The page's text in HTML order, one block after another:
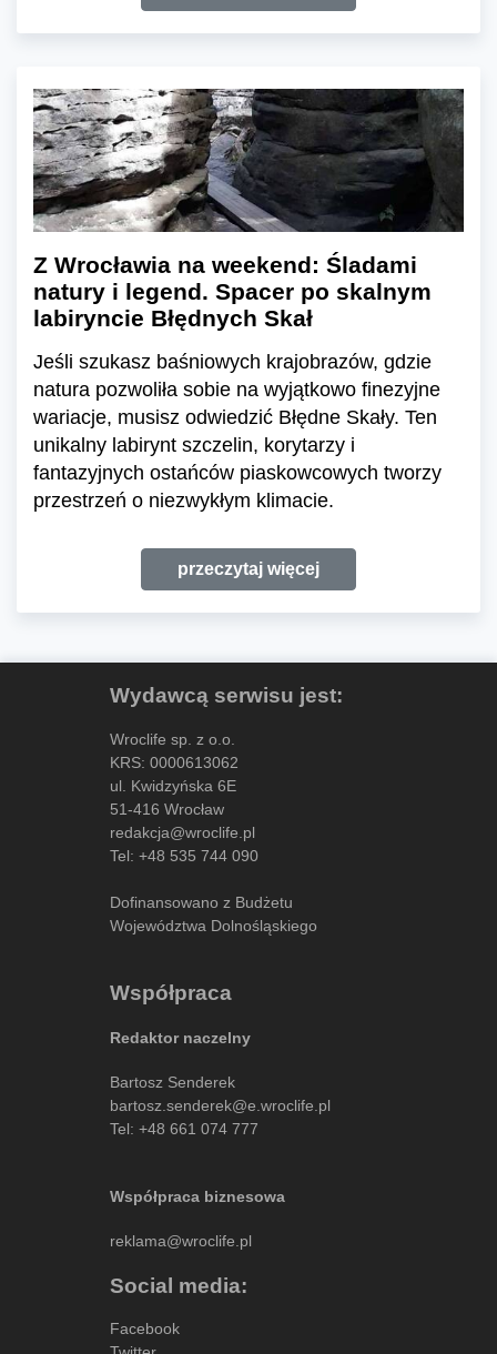
Z Wrocławia na weekend: Śladami
natury i legend. Spacer po skalnym
labiryncie Błędnych Skał
Jeśli szukasz baśniowych krajobrazów, gdzie
natura pozwoliła sobie na wyjątkowo finezyjne
wariacje, musisz odwiedzić Błędne Skały. Ten
unikalny labirynt szczelin, korytarzy i
fantazyjnych ostańców piaskowcowych tworzy
przestrzeń o niezwykłym klimacie.
przeczytaj więcej
Wydawcą serwisu jest:
Wroclife sp. z o.o.
KRS: 0000613062
ul. Kwidzyńska 6E
51-416 Wrocław
redakcja@wroclife.pl
Tel: +48 535 744 090
Dofinansowano z Budżetu
Województwa Dolnośląskiego
Współpraca
Redaktor naczelny
Bartosz Senderek
bartosz.senderek@e.wroclife.pl
Tel: +48 661 074 777
Współpraca biznesowa
reklama@wroclife.pl
Social media:
Facebook